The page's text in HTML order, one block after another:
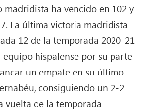
madridista ha vencido en 102 y
La última victoria madridista
12 de la temporada 2020-21
equipo hispalense por su parte
un empate en su último
consiguiendo un 2-2
vuelta de la temporada